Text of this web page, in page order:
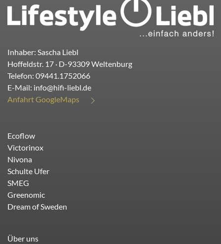
Inhaber: Sascha Liebl
Hoffeldstr. 17 · D-93309Weltenburg
Telefon: 09441.1752066
E-Mail: info@hifi-liebl.de
Anfahrt GoogleMaps
Ecoflow
Victorinox
Nivona
Schulte Ufer
SMEG
Greenomic
Dream of Sweden
Über uns